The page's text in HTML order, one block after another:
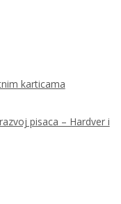
karticama
pisaca – Hardver i